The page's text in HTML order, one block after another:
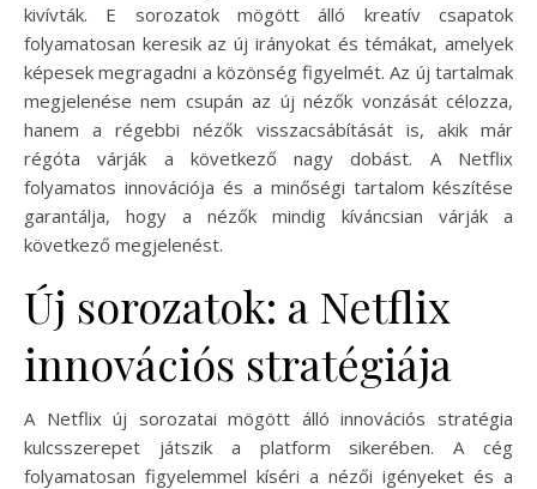
kivívták. E sorozatok mögött álló kreatív csapatok
folyamatosan keresik az új irányokat és témákat, amelyek
képesek megragadni a közönség figyelmét. Az új tartalmak
megjelenése nem csupán az új nézők vonzását célozza,
hanem a régebbi nézők visszacsábítását is, akik már
régóta várják a következő nagy dobást. A Netflix
folyamatos innovációja és a minőségi tartalom készítése
garantálja, hogy a nézők mindig kíváncsian várják a
következő megjelenést.
Új sorozatok: a Netflix
innovációs stratégiája
A Netflix új sorozatai mögött álló innovációs stratégia
kulcsszerepet játszik a platform sikerében. A cég
folyamatosan figyelemmel kíséri a nézői igényeket és a